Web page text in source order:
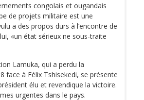
congolais et ougandais
de projets militaire est une
a des propos durs à l’encontre de
«un état sérieux ne sous-traite
Lamuka, qui a perdu la
face à Félix Tshisekedi, se présente
élu et revendique la victoire.
urgentes dans le pays.